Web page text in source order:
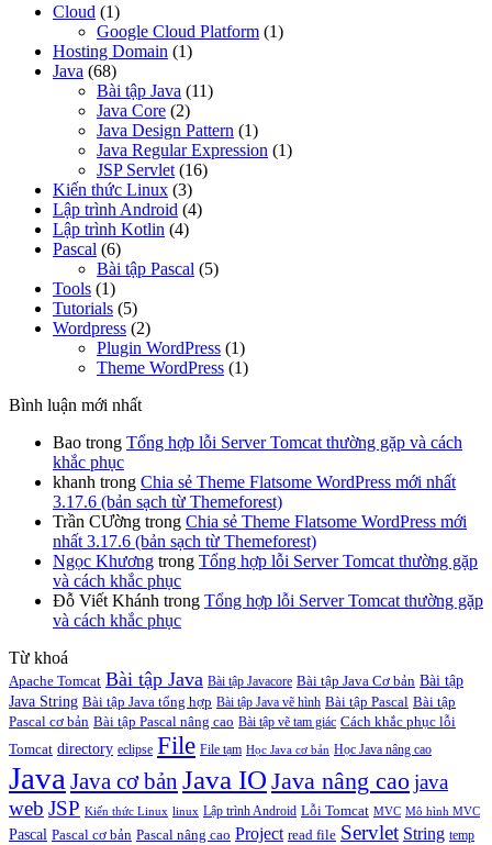
Cloud (1)
Google Cloud Platform (1)
Hosting Domain (1)
Java (68)
Bài tập Java (11)
Java Core (2)
Java Design Pattern (1)
Java Regular Expression (1)
JSP Servlet (16)
Kiến thức Linux (3)
Lập trình Android (4)
Lập trình Kotlin (4)
Pascal (6)
Bài tập Pascal (5)
Tools (1)
Tutorials (5)
Wordpress (2)
Plugin WordPress (1)
Theme WordPress (1)
Bình luận mới nhất
Bao trong Tổng hợp lỗi Server Tomcat thường gặp và cách
khắc phục
khanh trong Chia sẻ Theme Flatsome WordPress mới nhất
3.17.6 (bản sạch từ Themeforest)
Trần CƯờng trong Chia sẻ Theme Flatsome WordPress mới
nhất 3.17.6 (bản sạch từ Themeforest)
Ngọc Khương trong Tổng hợp lỗi Server Tomcat thường gặp
và cách khắc phục
Đỗ Viết Khánh trong Tổng hợp lỗi Server Tomcat thường gặp
và cách khắc phục
Từ khoá
Apache Tomcat Bài tập Java Bài tập Javacore Bài tập Java Cơ bản Bài tập
Java String Bài tập Java tổng hợp Bài tập Java vẽ hình Bài tập Pascal Bài tập
Pascal cơ bản Bài tập Pascal nâng cao Bài tập vẽ tam giác Cách khắc phục lỗi
Tomcat directory eclipse File File tạm Học Java cơ bản Học Java nâng cao
Java Java cơ bản Java IO Java nâng caojava
web JSP Kiến thức Linux linux Lập trình Android Lỗi Tomcat MVC Mô hình MVC
Pascal Pascal cơ bản Pascal nâng cao Project read file Servlet String temp